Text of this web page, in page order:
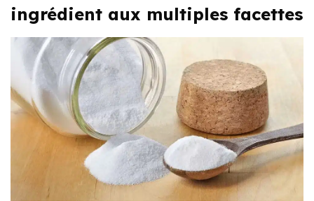
ingrédient aux multiples facettes